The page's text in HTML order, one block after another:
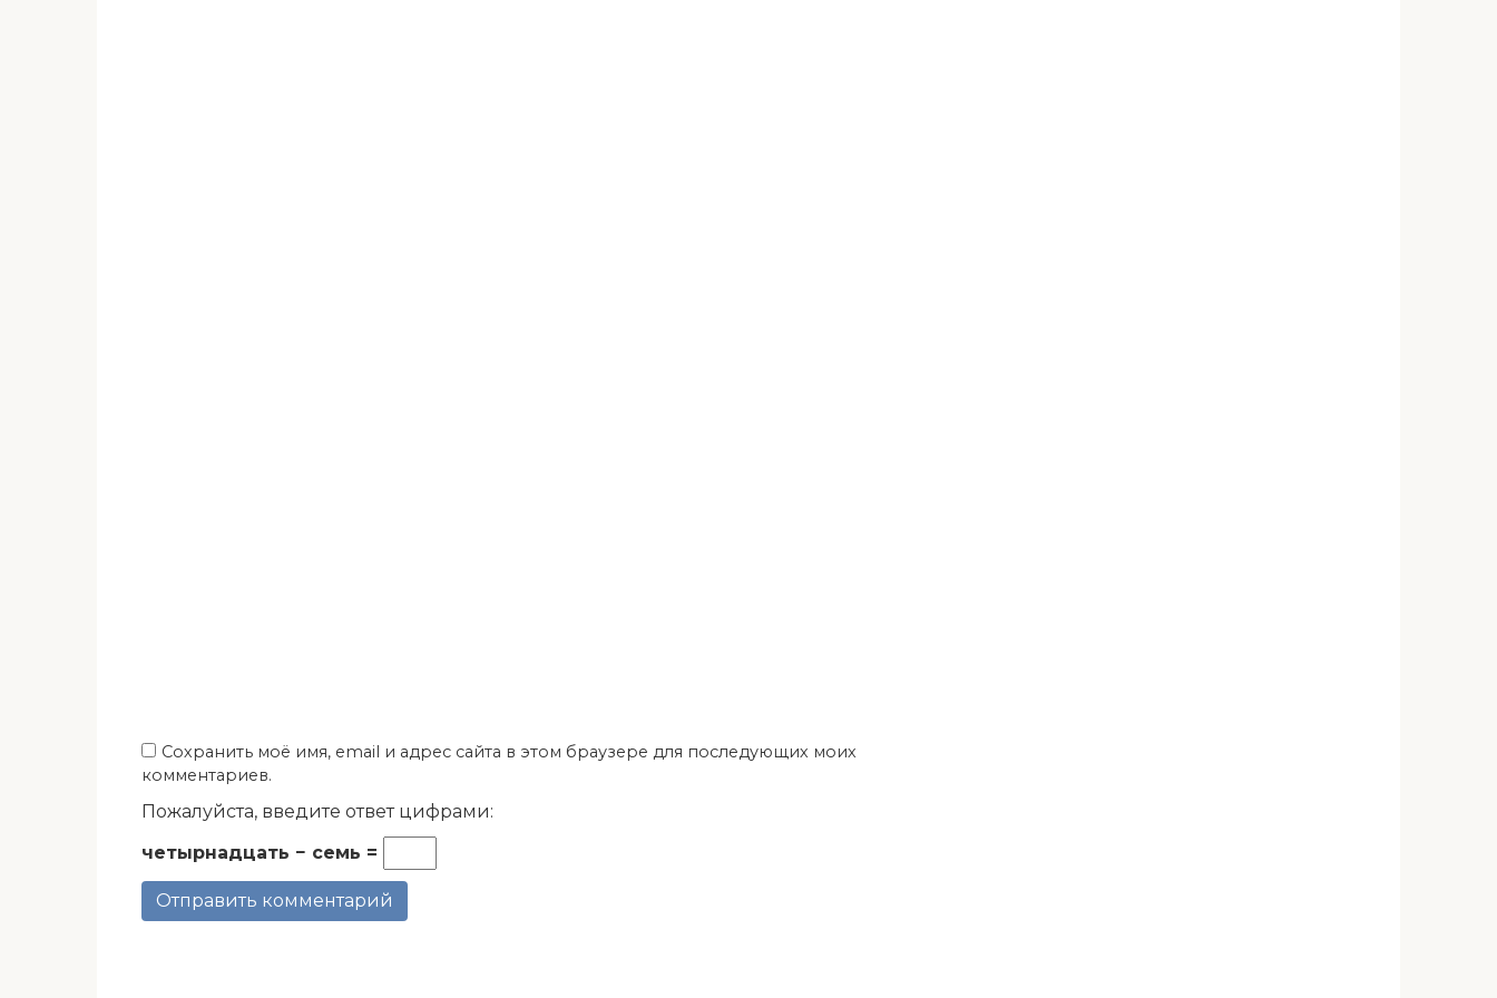
Сохранить моё имя, email и адрес сайта в этом браузере для последующих моих
комментариев.
Пожалуйста, введите ответ цифрами:
четырнадцать − семь =